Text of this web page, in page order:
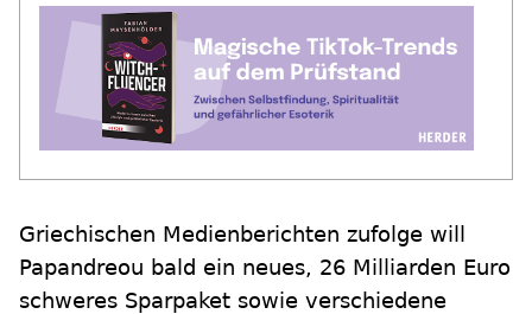
Griechischen Medienberichten zufolge will
Papandreou bald ein neues, 26 Milliarden Euro
schweres Sparpaket sowie verschiedene